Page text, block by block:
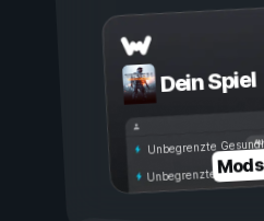
Dein Spiel
Unbegrenzte
Unbegrenzte